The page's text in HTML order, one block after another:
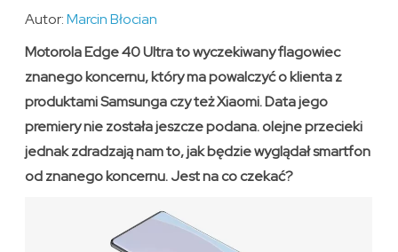
Autor:Marcin Błocian
Motorola Edge 40 Ultra to wyczekiwany flagowiec
znanego koncernu, który ma powalczyć o klienta z
produktami Samsunga czy też Xiaomi. Data jego
premiery nie została jeszcze podana. olejne przecieki
jednak zdradzają nam to, jak będzie wyglądał smartfon
od znanego koncernu. Jest na co czekać?